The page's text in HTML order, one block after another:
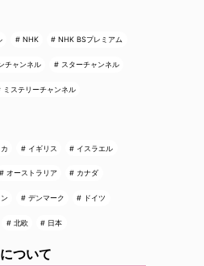
NHK NHK BSプレミアム
チャンネル スターチャンネル
ミステリーチャンネル
イギリス イスラエル
オーストラリア カナダ
デンマーク ドイツ
北欧 日本
ついて